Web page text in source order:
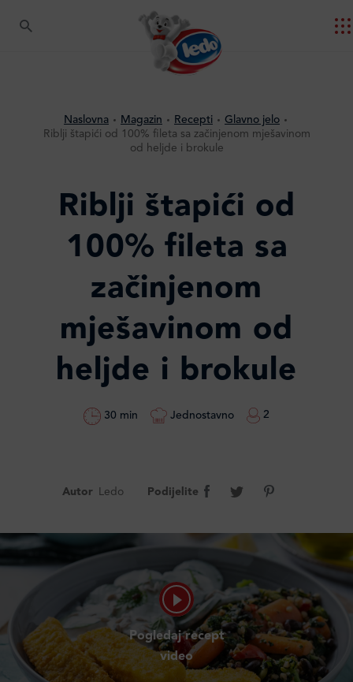
Naslovna Magazin Recepti
Glavno jelo
Riblji štapići od 100% fileta sa začinjenom mješavinom
od heljde i brokule
Riblji štapići od
100% fileta sa
začinjenom
mješavinom od
heljde i brokule
30 min Jednostavno 2
Autor Ledo Podijelite
Pogledaj recept
video